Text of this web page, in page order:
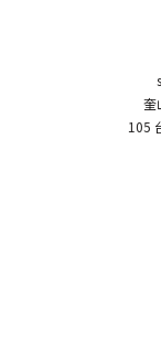
奎
105